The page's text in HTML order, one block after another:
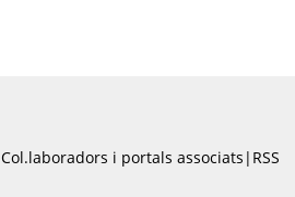
Col.laboradors i portals associats | RSS